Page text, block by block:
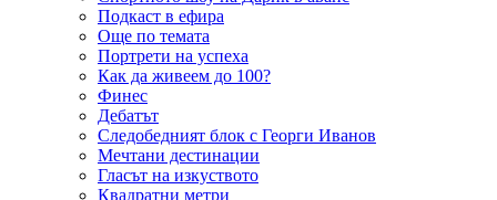
Подкаст в ефира
Още по темата
Портрети на успеха
Как да живеем до 100?
Финес
Дебатът
Следобедният блок с Георги Иванов
Мечтани дестинации
Гласът на изкуството
Квадратни метри